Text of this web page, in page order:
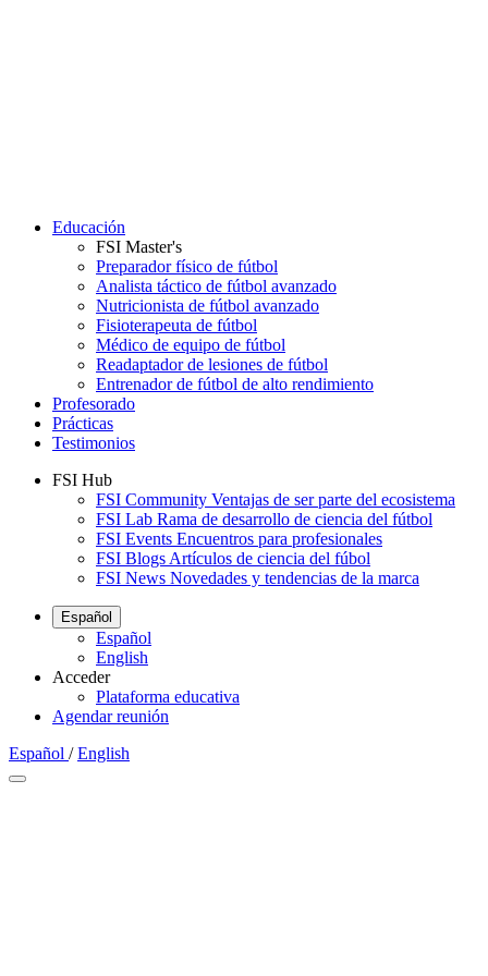
Educación
FSI Master's
Preparador físico de fútbol
Analista táctico de fútbol avanzado
Nutricionista de fútbol avanzado
Fisioterapeuta de fútbol
Médico de equipo de fútbol
Readaptador de lesiones de fútbol
Entrenador de fútbol de alto rendimiento
Profesorado
Prácticas
Testimonios
FSI Hub
FSI Community Ventajas de ser parte del ecosistema
FSI Lab Rama de desarrollo de ciencia del fútbol
FSI Events Encuentros para profesionales
FSI Blogs Artículos de ciencia del fúbol
FSI News Novedades y tendencias de la marca
Español
Español
English
Acceder
Plataforma educativa
Agendar reunión
Español / English